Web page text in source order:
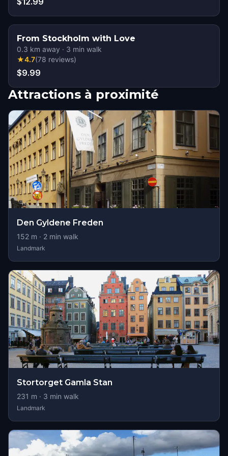
From Stockholm with Love
0.3 km away · 3 min walk
★4.7(78 reviews)
$9.99
Attractions à proximité
Den Gyldene Freden
152 m · 2 min walk
Landmark
Stortorget Gamla Stan
231 m · 3 min walk
Landmark